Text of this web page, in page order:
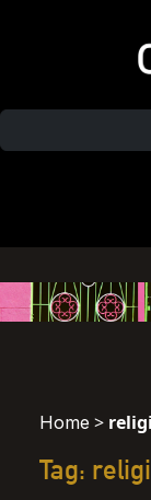
Home >
Tag: